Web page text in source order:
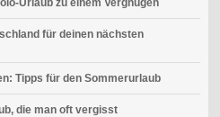
für deinen nächsten
Tipps für den Sommerurlaub
die man oft vergisst